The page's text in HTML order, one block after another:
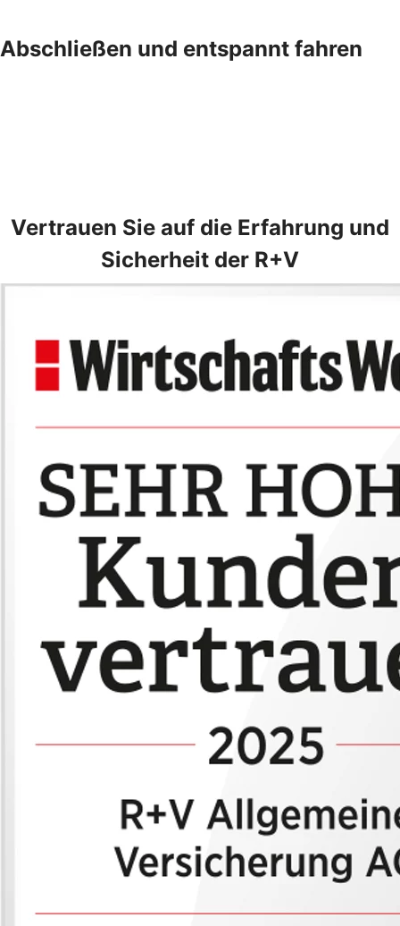
Abschließen und entspannt fahren
Vertrauen Sie auf die Erfahrung und
Sicherheit der R+V